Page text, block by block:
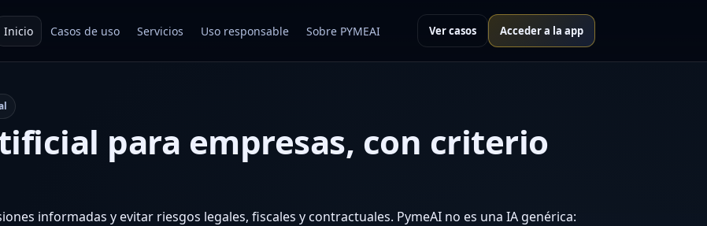
Inicio Casos de uso Servicios Uso responsable Sobre PYMEAI Ver casos Acceder a la app
para empresas, con criterio
informadas y evitar riesgos legales, fiscales y contractuales. PymeAI no es una IA genérica: